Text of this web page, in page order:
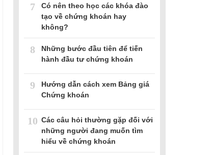
7
Có nên theo học các khóa đào
tạo về chứng khoán hay
không?
8
Những bước đầu tiên để tiến
hành đầu tư chứng khoán
9
Hướng dẫn cách xem Bảng giá
Chứng khoán
10 Các câu hỏi thường gặp đối với
những người đang muốn tìm
hiểu về chứng khoán